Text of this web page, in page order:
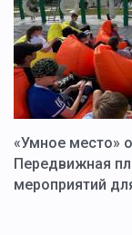
«Умное место»
Передвижная
мероприятий